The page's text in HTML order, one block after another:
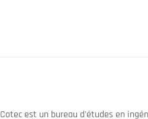
Cotec est un bureau d'études en